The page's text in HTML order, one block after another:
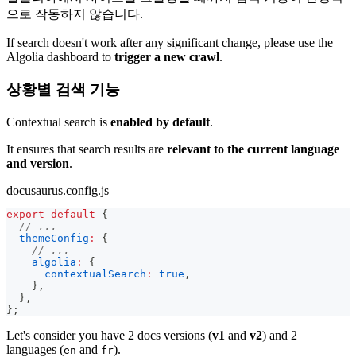
으로 작동하지 않습니다.
If search doesn't work after any significant change, please use the
Algolia dashboard to trigger a new crawl.
상황별 검색 기능
Contextual search is enabled by default.
It ensures that search results are relevant to the current language
and version.
docusaurus.config.js
export default
{
// ...
themeConfig :
{
// ...
algolia :
{
contextualSearch : true ,
} ,
} ,
} ;
Let's consider you have 2 docs versions (v1 and v2) and 2
languages (en and fr).